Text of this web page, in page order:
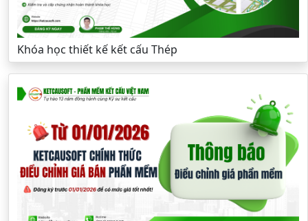
Khóa học thiết kế kết cấu Thép